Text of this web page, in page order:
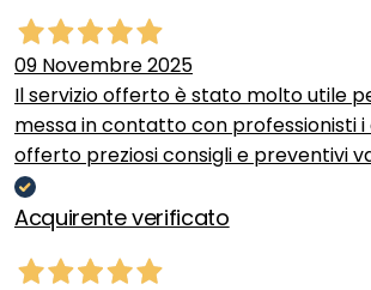
09 Novembre 2025
Il servizio offerto è stato molto utile
messa in contatto con professionisti i
offerto preziosi consigli e preventivi
Acquirente verificato